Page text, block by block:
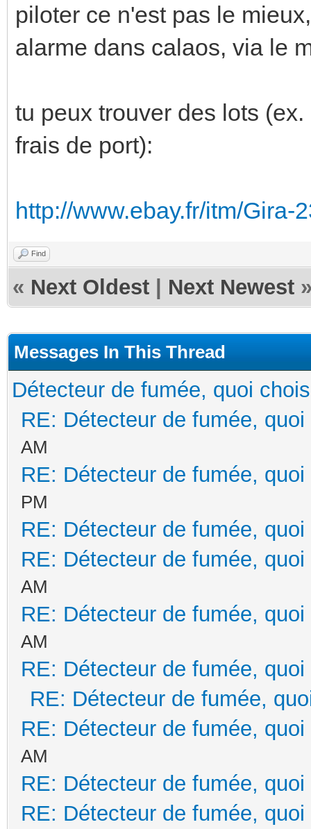
piloter ce n'est pas le
alarme dans calaos, via le
tu peux trouver des lots
frais de port):
http://www.ebay.fr/itm/Gira-
Find
« Next Oldest Next Newest
Messages In This Thread
Détecteur de fumée, quoi
RE: Détecteur de fumée,
AM
RE: Détecteur de fumée,
PM
RE: Détecteur de fumée,
RE: Détecteur de fumée,
AM
RE: Détecteur de fumée,
AM
RE: Détecteur de fumée,
RE: Détecteur de fumée,
RE: Détecteur de fumée,
AM
RE: Détecteur de fumée,
RE: Détecteur de fumée,